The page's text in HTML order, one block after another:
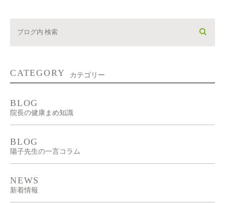
CATEGORY カテゴリー
BLOG
院長の健康まめ知識
BLOG
陽子先生の一言コラム
NEWS
新着情報